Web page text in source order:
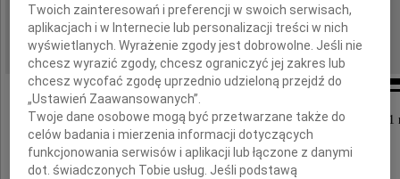
REGION: Łódź
DATA EMISJI: 01.02.2021
Z bólem zawiadamiamy, że w dniu 27 stycznia 2021
przeżywszy lat 94 zmarła
Twoich zainteresowań i preferencji w swoich serwisach,
aplikacjach i w Internecie lub personalizacji treści w nich
wyświetlanych. Wyrażenie zgody jest dobrowolne. Jeśli nie
chcesz wyrazić zgody, chcesz ograniczyć jej zakres lub
chcesz wycofać zgodę uprzednio udzieloną przejdź do
„Ustawień Zaawansowanych”.
Twoje dane osobowe mogą być przetwarzane także do
celów badania i mierzenia informacji dotyczących
funkcjonowania serwisów i aplikacji lub łączone z danymi
dot. świadczonych Tobie usług. Jeśli podstawą